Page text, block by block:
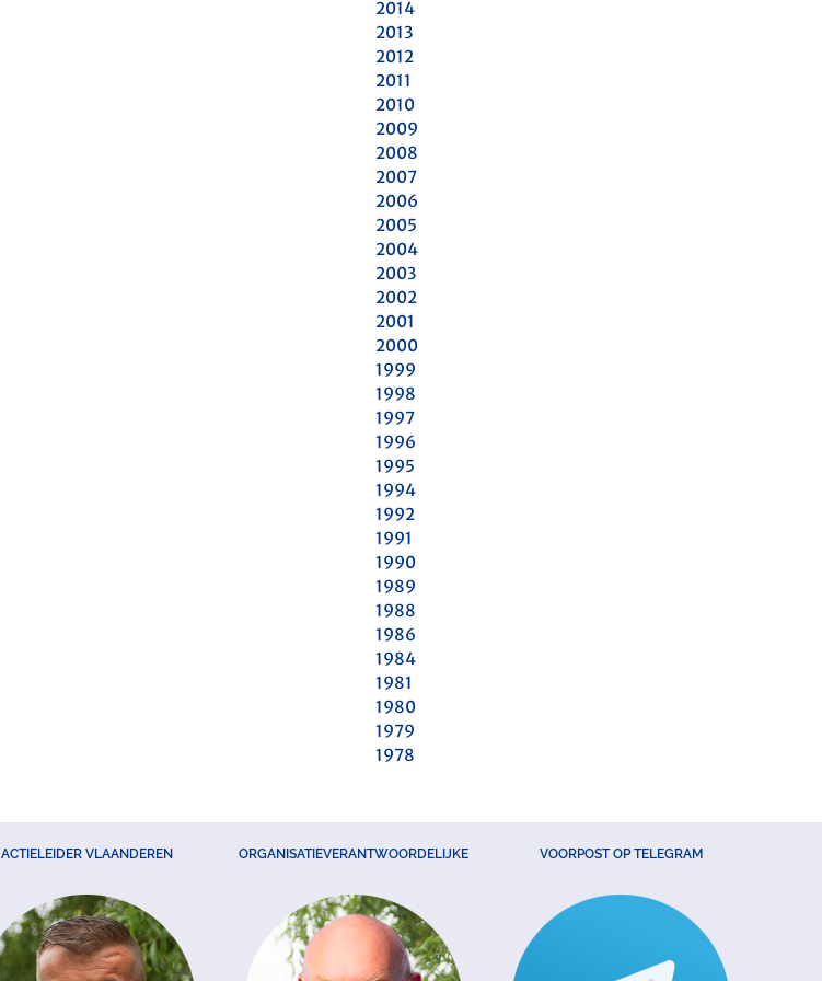
2014
2013
2012
2011
2010
2009
2008
2007
2006
2005
2004
2003
2002
2001
2000
1999
1998
1997
1996
1995
1994
1992
1991
1990
1989
1988
1986
1984
1981
1980
1979
1978
ACTIELEIDER VLAANDEREN ORGANISATIEVERANTWOORDELIJKE VOORPOST OP TELEGRAM